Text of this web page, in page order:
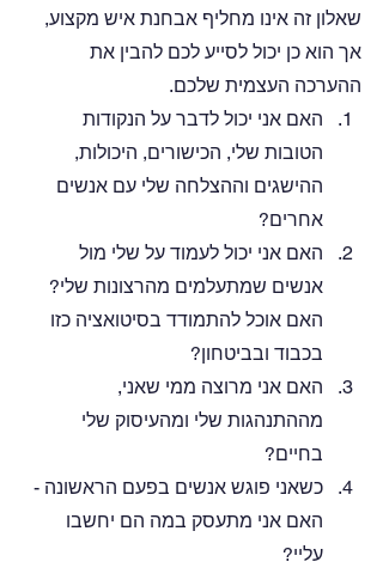
שאלון זה אינו מחליף אבחנת איש מקצוע,
אך הוא כן יכול לסייע לכם להבין את
ההערכה העצמית שלכם.
האם אני יכול לדבר על הנקודות
הטובות שלי, הכישורים, היכולות,
ההישגים וההצלחה שלי עם אנשים
אחרים?
האם אני יכול לעמוד על שלי מול
אנשים שמתעלמים מהרצונות שלי?
האם אוכל להתמודד בסיטואציה כזו
בכבוד ובביטחון?
האם אני מרוצה ממי שאני,
מההתנהגות שלי ומהעיסוק שלי
בחיים?
כשאני פוגש אנשים בפעם הראשונה -
האם אני מתעסק במה הם יחשבו
עליי?